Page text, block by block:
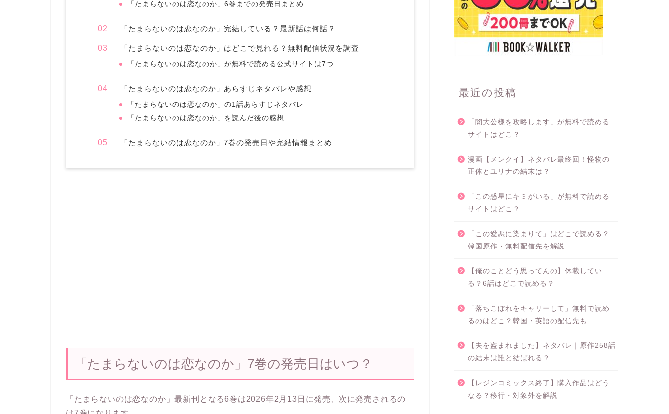
「たまらないのは恋なのか」6巻までの発売日まとめ
「たまらないのは恋なのか」完結している？最新話は何話？
「たまらないのは恋なのか」はどこで見れる？無料配信状況を調査
「たまらないのは恋なのか」が無料で読める公式サイトは7つ
「たまらないのは恋なのか」あらすじネタバレや感想
「たまらないのは恋なのか」の1話あらすじネタバレ
「たまらないのは恋なのか」を読んだ後の感想
「たまらないのは恋なのか」7巻の発売日や完結情報まとめ
「たまらないのは恋なのか」7巻の発売日はいつ？
「たまらないのは恋なのか」最新刊となる6巻は2026年2月13日に発売、次に発売されるの
最近の投稿
「闇大公様を攻略します」が無料で読める
サイトはどこ？
漫画【メンクイ】ネタバレ最終回！怪物の
正体とユリナの結末は？
「この惑星にキミがいる」が無料で読める
サイトはどこ？
「この愛悪に染まりて」はどこで読める？
韓国原作・無料配信先を解説
【俺のことどう思ってんの】休載してい
る？6話はどこで読める？
「落ちこぼれをキャリーして」無料で読め
るのはどこ？韓国・英語の配信先も
【夫を盗まれました】ネタバレ｜原作258話
の結末は誰と結ばれる？
【レジンコミックス終了】購入作品はどう
なる？移行・対象外を解説